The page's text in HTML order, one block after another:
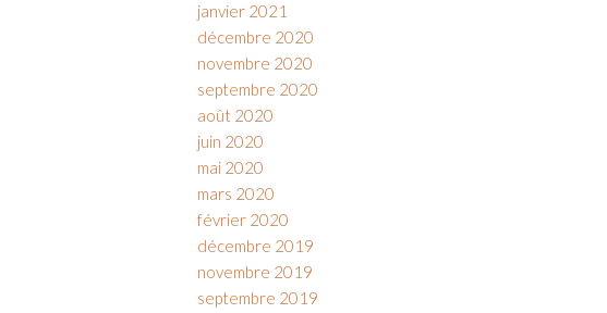
janvier 2021
décembre 2020
novembre 2020
septembre 2020
août 2020
juin 2020
mai 2020
mars 2020
février 2020
décembre 2019
novembre 2019
septembre 2019